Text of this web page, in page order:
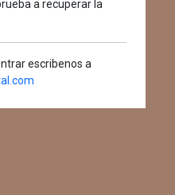
a recuperar la
escribenos a